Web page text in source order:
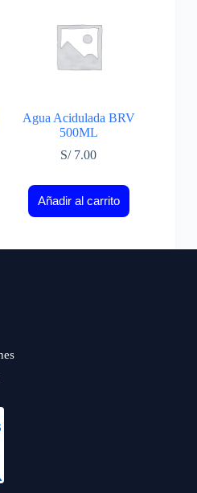
Agua Acidulada BRV
500ML
S/7.00
Añadir al carrito